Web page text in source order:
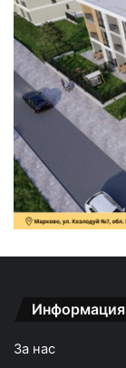
Информация
За нас